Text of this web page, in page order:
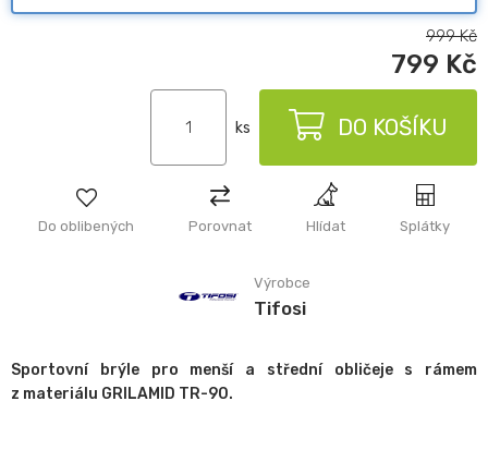
Výrobce
Tifosi
Do oblibených Porovnat Hlídat Splátky
999Kč
799 Kč
ks DO KOŠÍKU
Sportovní brýle pro menší a střední obličeje s rámem
z materiálu GRILAMID TR-90.